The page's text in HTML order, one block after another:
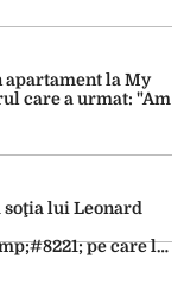
apartament la My
care a urmat: "Am
lui Leonard
pe care l-a